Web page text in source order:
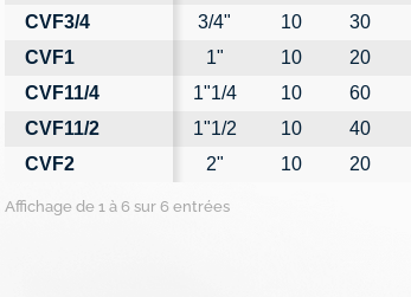
CVF3/4
3/4" 10 30
CVF1
1" 10 20
CVF11/4
1"1/4 10 60
CVF11/2
1"1/2 10 40
CVF2
2" 10 20
Affichage de 1 à 6 sur 6 entrées